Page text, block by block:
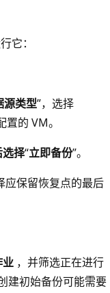
它：
源类型”，选择
的 VM。
选择“立即备份”。
应保留恢复点的最后
业 ，并筛选正在进行
建初始备份可能需要